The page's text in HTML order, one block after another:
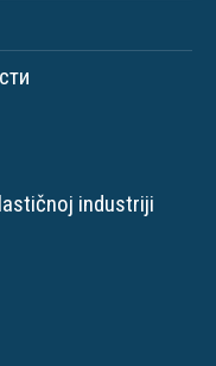
industriji